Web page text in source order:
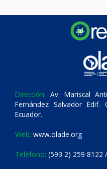
Dirección: Av. Mariscal
Fernández Salvador
Ecuador.
Web: www.olade.org
Teléfono: (593 2) 259 8122